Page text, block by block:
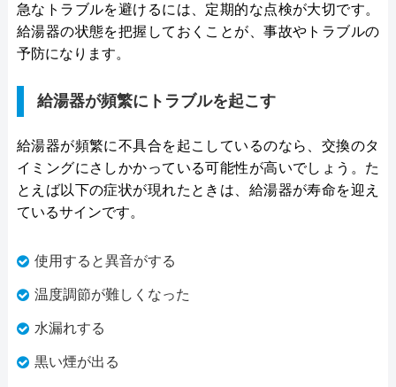
急なトラブルを避けるには、定期的な点検が大切です。
給湯器の状態を把握しておくことが、事故やトラブルの
予防になります。
給湯器が頻繁にトラブルを起こす
給湯器が頻繁に不具合を起こしているのなら、交換のタ
イミングにさしかかっている可能性が高いでしょう。た
とえば以下の症状が現れたときは、給湯器が寿命を迎え
ているサインです。
使用すると異音がする
温度調節が難しくなった
水漏れする
黒い煙が出る